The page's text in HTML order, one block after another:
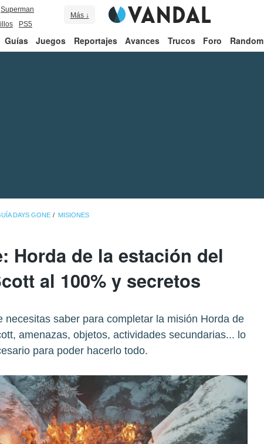
Superman
PS5
Más ↓
Guías Juegos Reportajes Avances Trucos Foro Random
DAYS GONE MISIONES
Horda de la estación del
al 100% y secretos
necesitas saber para completar la misión Horda de
amenazas, objetos, actividades secundarias... lo
para poder hacerlo todo.